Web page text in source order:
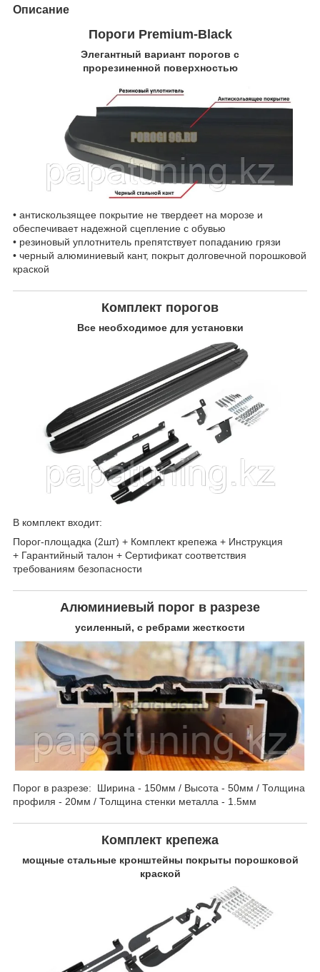
Описание
Пороги Premium-Black
Элегантный вариант порогов с
прорезиненной поверхностью
• антискользящее покрытие не твердеет на морозе и
обеспечивает надежной сцепление с обувью
• резиновый уплотнитель препятствует попаданию грязи
• черный алюминиевый кант, покрыт долговечной порошковой
краской
Комплект порогов
Все необходимое для установки
В комплект входит:
Порог-площадка (2шт) + Комплект крепежа + Инструкция
+ Гарантийный талон + Сертификат соответствия
требованиям безопасности
Алюминиевый порог в разрезе
усиленный, с ребрами жесткости
Порог в разрезе: Ширина - 150мм / Высота - 50мм / Толщина
профиля - 20мм / Толщина стенки металла - 1.5мм
Комплект крепежа
мощные стальные кронштейны покрыты порошковой
краской